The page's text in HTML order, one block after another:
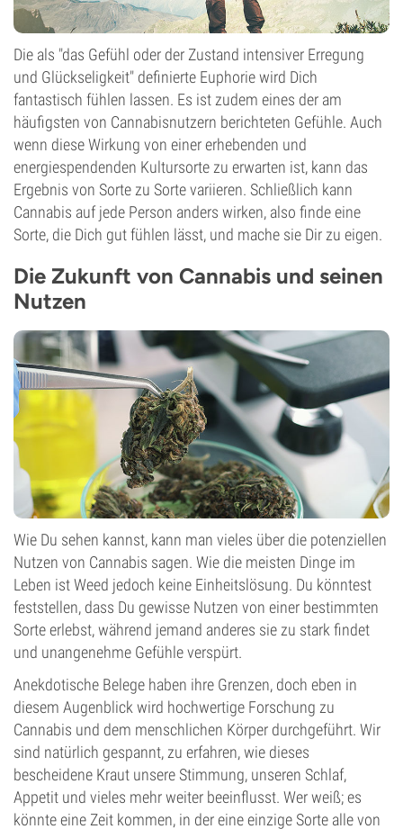
Die als "das Gefühl oder der Zustand intensiver Erregung
und Glückseligkeit" definierte Euphorie wird Dich
fantastisch fühlen lassen. Es ist zudem eines der am
häufigsten von Cannabisnutzern berichteten Gefühle. Auch
wenn diese Wirkung von einer erhebenden und
energiespendenden Kultursorte zu erwarten ist, kann das
Ergebnis von Sorte zu Sorte variieren. Schließlich kann
Cannabis auf jede Person anders wirken, also finde eine
Sorte, die Dich gut fühlen lässt, und mache sie Dir zu eigen.
Die Zukunft von Cannabis und seinen
Nutzen
Wie Du sehen kannst, kann man vieles über die potenziellen
Nutzen von Cannabis sagen. Wie die meisten Dinge im
Leben ist Weed jedoch keine Einheitslösung. Du könntest
feststellen, dass Du gewisse Nutzen von einer bestimmten
Sorte erlebst, während jemand anderes sie zu stark findet
und unangenehme Gefühle verspürt.
Anekdotische Belege haben ihre Grenzen, doch eben in
diesem Augenblick wird hochwertige Forschung zu
Cannabis und dem menschlichen Körper durchgeführt. Wir
sind natürlich gespannt, zu erfahren, wie dieses
bescheidene Kraut unsere Stimmung, unseren Schlaf,
Appetit und vieles mehr weiter beeinflusst. Wer weiß; es
könnte eine Zeit kommen, in der eine einzige Sorte alle von